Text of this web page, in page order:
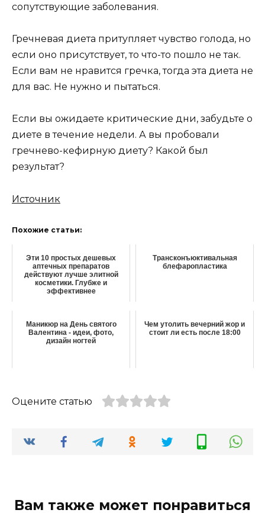
сопутствующие заболевания.
Гречневая диета притупляет чувство голода, но
если оно присутствует, то что-то пошло не так.
Если вам не нравится гречка, тогда эта диета не
для вас. Не нужно и пытаться.
Если вы ожидаете критические дни, забудьте о
диете в течение недели. А вы пробовали
гречнево-кефирную диету? Какой был
результат?
Источник
Похожие статьи:
Эти 10 простых дешевых
аптечных препаратов
действуют лучше элитной
косметики. Глубже и
эффективнее
Трансконъюктивальная
блефаропластика
Маникюр на День святого
Валентина - идеи, фото,
дизайн ногтей
Чем утолить вечерний жор и
стоит ли есть после 18:00
Оцените статью
Вам также может понравиться